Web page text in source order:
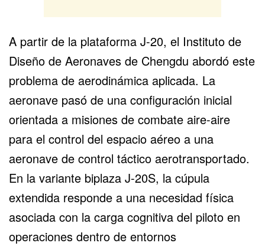
A partir de la plataforma J-20, el Instituto de
Diseño de Aeronaves de Chengdu abordó este
problema de aerodinámica aplicada. La
aeronave pasó de una configuración inicial
orientada a misiones de combate aire-aire
para el control del espacio aéreo a una
aeronave de control táctico aerotransportado.
En la variante biplaza J-20S, la cúpula
extendida responde a una necesidad física
asociada con la carga cognitiva del piloto en
operaciones dentro de entornos